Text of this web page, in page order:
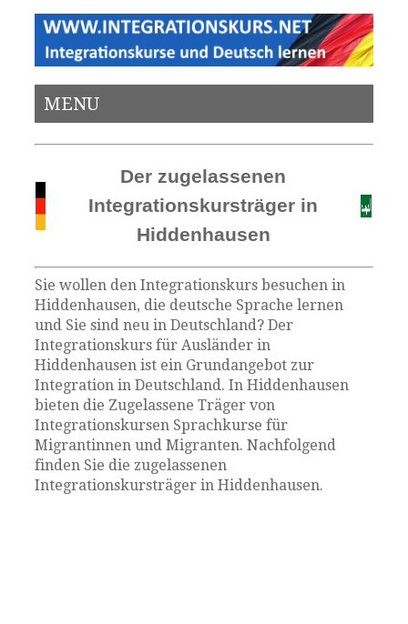
MENU
Der zugelassenen
Integrationskursträger in
Hiddenhausen
Sie wollen den Integrationskurs besuchen in
Hiddenhausen, die deutsche Sprache lernen
und Sie sind neu in Deutschland? Der
Integrationskurs für Ausländer in
Hiddenhausen ist ein Grundangebot zur
Integration in Deutschland. In Hiddenhausen
bieten die Zugelassene Träger von
Integrationskursen Sprachkurse für
Migrantinnen und Migranten. Nachfolgend
finden Sie die zugelassenen
Integrationskursträger in Hiddenhausen.